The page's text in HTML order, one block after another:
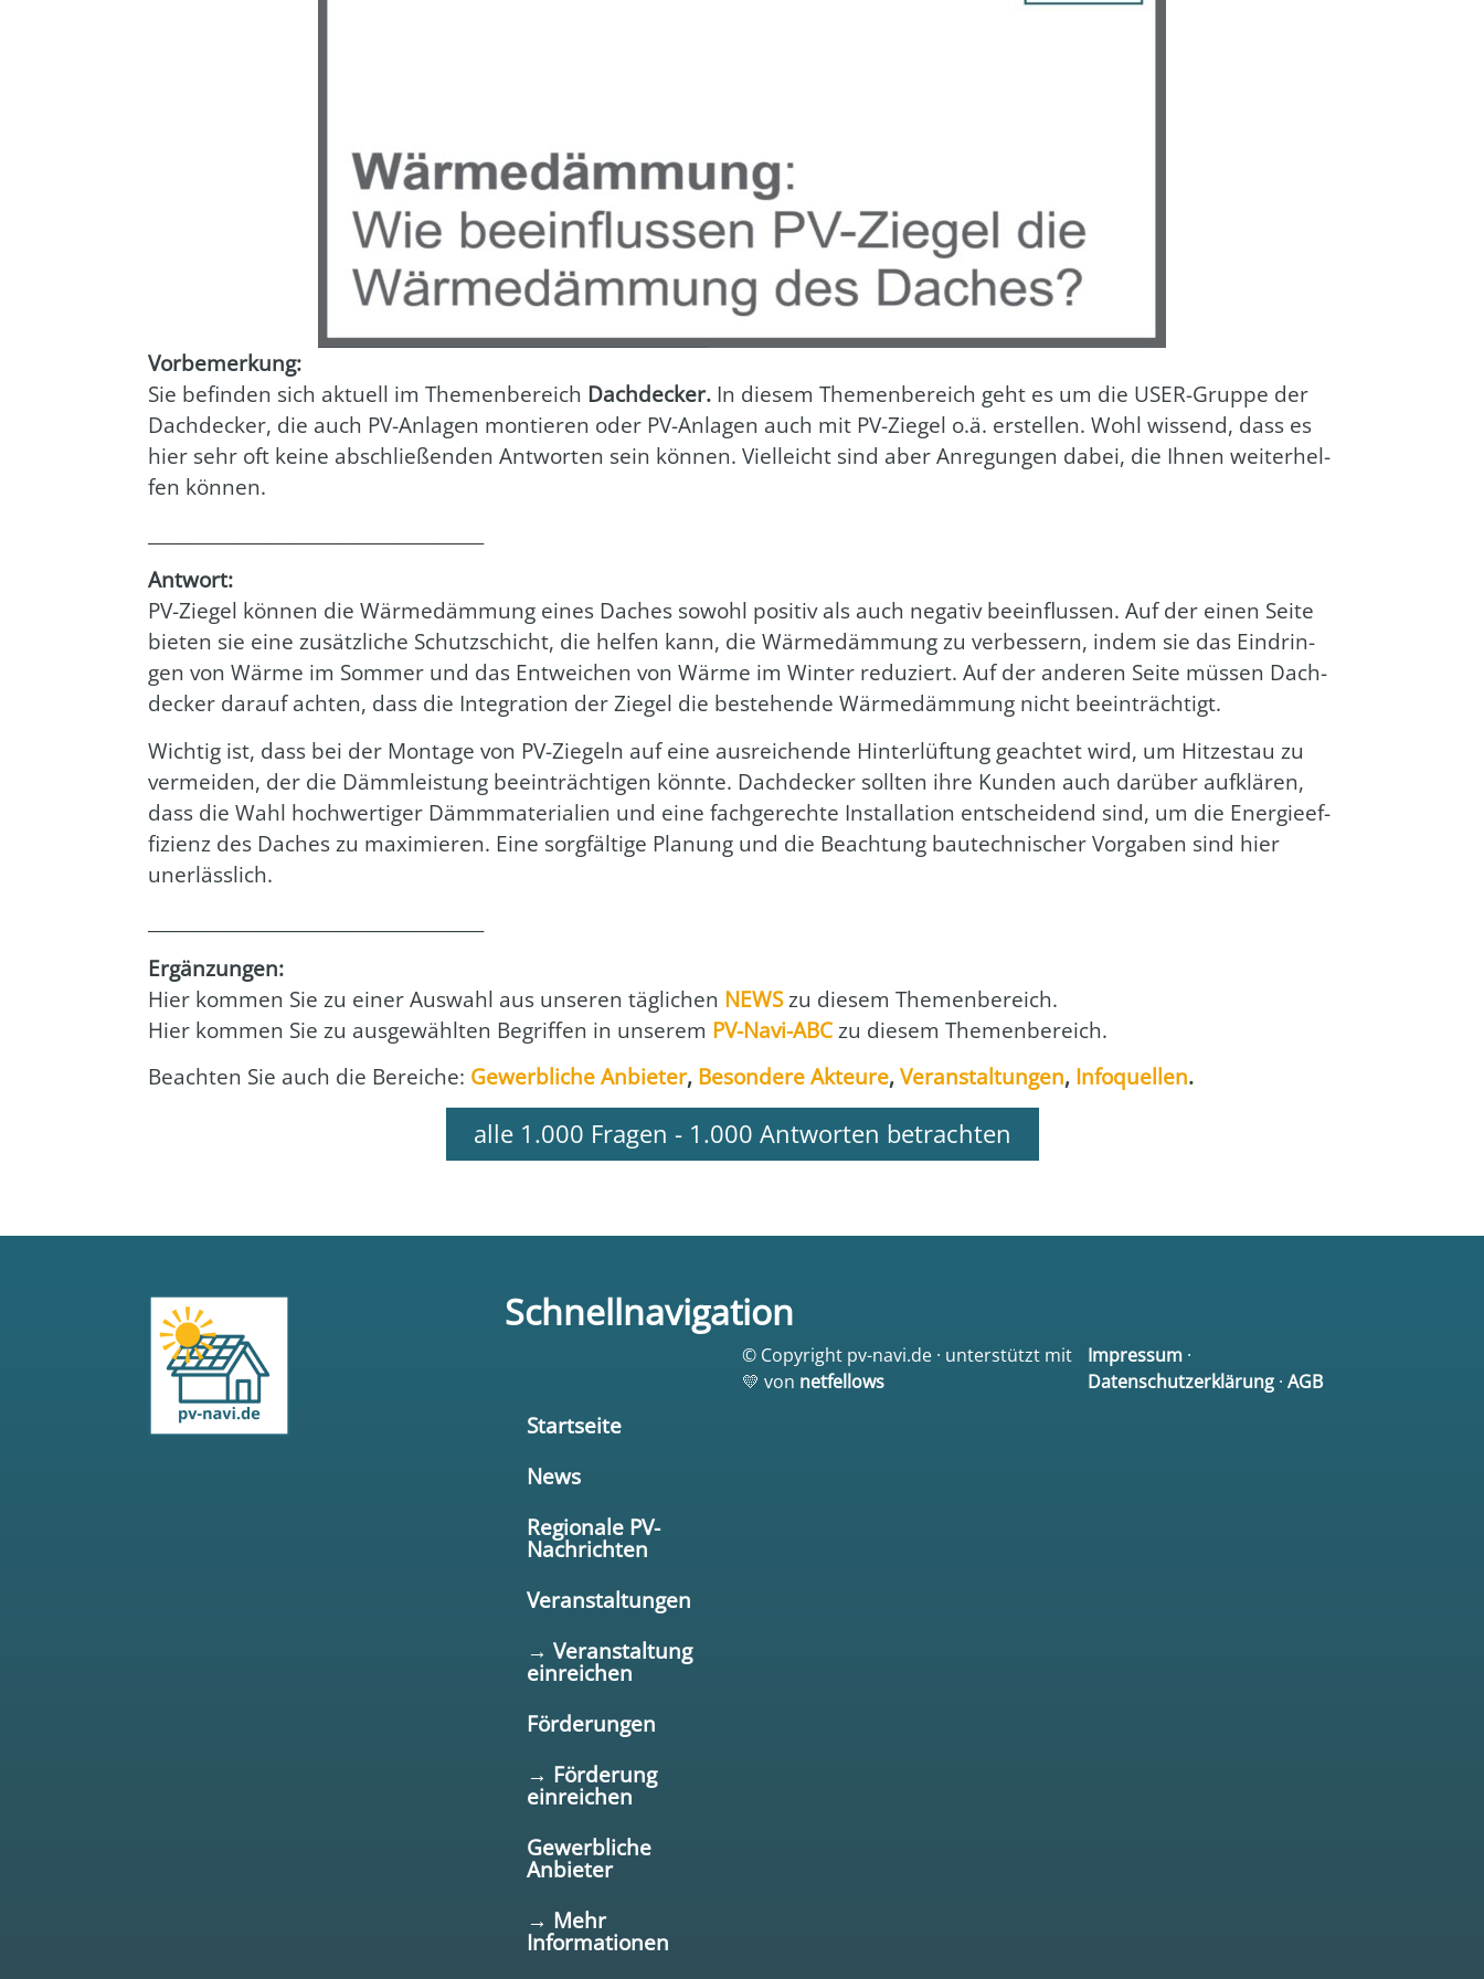
Vor­be­mer­kung:
Sie befin­den sich aktu­ell im The­men­be­reich Dach­de­cker. In die­sem The­men­be­reich geht es um die USER-Grup­pe der
Dach­de­cker, die auch PV-Anla­gen mon­tie­ren oder PV-Anla­gen auch mit PV-Zie­gel o.ä. erstel­len. Wohl wis­send, dass es
hier sehr oft kei­ne abschlie­ßen­den Ant­wor­ten sein kön­nen. Viel­leicht sind aber Anre­gun­gen dabei, die Ihnen wei­ter­hel­
fen kön­nen.
Ant­wort:
PV-Zie­gel kön­nen die Wär­me­däm­mung eines Daches sowohl posi­tiv als auch nega­tiv beein­flus­sen. Auf der einen Sei­te
bie­ten sie eine zusätz­li­che Schutz­schicht, die hel­fen kann, die Wär­me­däm­mung zu ver­bes­sern, indem sie das Ein­drin­
gen von Wär­me im Som­mer und das Ent­wei­chen von Wär­me im Win­ter redu­ziert. Auf der ande­ren Sei­te müs­sen Dach­
de­cker dar­auf ach­ten, dass die Inte­gra­ti­on der Zie­gel die bestehen­de Wär­me­däm­mung nicht beein­träch­tigt.
Wich­tig ist, dass bei der Mon­ta­ge von PV-Zie­geln auf eine aus­rei­chen­de Hin­ter­lüf­tung geach­tet wird, um Hit­ze­stau zu
ver­mei­den, der die Dämm­leis­tung beein­träch­ti­gen könn­te. Dach­de­cker soll­ten ihre Kun­den auch dar­über auf­klä­ren,
dass die Wahl hoch­wer­ti­ger Dämm­ma­te­ria­li­en und eine fach­ge­rech­te Instal­la­ti­on ent­schei­dend sind, um die Ener­gie­ef­
fi­zi­enz des Daches zu maxi­mie­ren. Eine sorg­fäl­ti­ge Pla­nung und die Beach­tung bau­tech­ni­scher Vor­ga­ben sind hier
uner­läss­lich.
Ergän­zun­gen:
Hier kom­men Sie zu einer Aus­wahl aus unse­ren täg­li­chen NEWSzu die­sem The­men­be­reich.
Hier kom­men Sie zu aus­ge­wähl­ten Begrif­fen in unse­rem PV-Navi-ABCzu die­sem The­men­be­reich.
Beach­ten Sie auch die Berei­che: Gewerb­li­che Anbie­ter, Beson­de­re Akteu­re,Ver­an­stal­tun­gen, Info­quel­len.
alle 1.000 Fragen - 1.000 Antworten betrachten
Schnellnavigation
Startseite
News
Regionale PV-
Nachrichten
Veranstaltungen
→ Veranstaltung
einreichen
Förderungen
→ Förderung
einreichen
Gewerbliche
Anbieter
→ Mehr
Informationen
© Copyright pv-navi.de · unterstützt mit
💛 von netfellows
Impressum·
Datenschutzerklärung· AGB